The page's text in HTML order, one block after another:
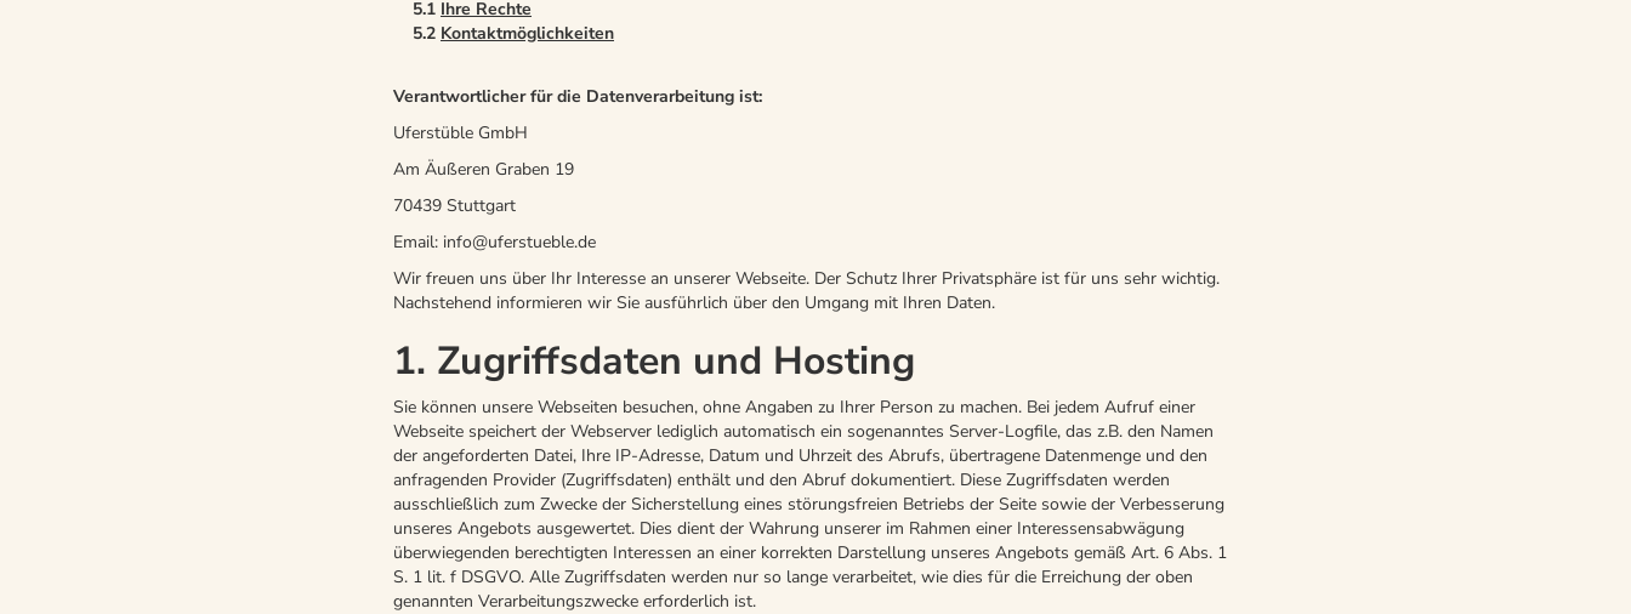
5.1 Ihre Rechte
5.2 Kontaktmöglichkeiten
Verantwortlicher für die Datenverarbeitung ist:
Uferstüble GmbH
Am Äußeren Graben 19
70439 Stuttgart
Email: info@uferstueble.de
Wir freuen uns über Ihr Interesse an unserer Webseite. Der Schutz Ihrer Privatsphäre ist für uns sehr wichtig.
Nachstehend informieren wir Sie ausführlich über den Umgang mit Ihren Daten.
1. Zugriffsdaten und Hosting
Sie können unsere Webseiten besuchen, ohne Angaben zu Ihrer Person zu machen. Bei jedem Aufruf einer
Webseite speichert der Webserver lediglich automatisch ein sogenanntes Server-Logfile, das z.B. den Namen
der angeforderten Datei, Ihre IP-Adresse, Datum und Uhrzeit des Abrufs, übertragene Datenmenge und den
anfragenden Provider (Zugriffsdaten) enthält und den Abruf dokumentiert. Diese Zugriffsdaten werden
ausschließlich zum Zwecke der Sicherstellung eines störungsfreien Betriebs der Seite sowie der Verbesserung
unseres Angebots ausgewertet. Dies dient der Wahrung unserer im Rahmen einer Interessensabwägung
überwiegenden berechtigten Interessen an einer korrekten Darstellung unseres Angebots gemäß Art. 6 Abs. 1
S. 1 lit. f DSGVO. Alle Zugriffsdaten werden nur so lange verarbeitet, wie dies für die Erreichung der oben
genannten Verarbeitungszwecke erforderlich ist.